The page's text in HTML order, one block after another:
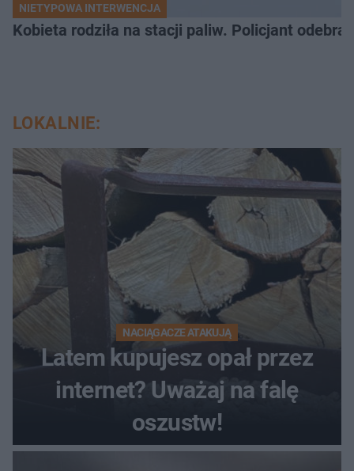
NIETYPOWA INTERWENCJA
Kobieta rodziła na stacji paliw. Policjant
LOKALNIE:
NACIĄGACZE ATAKUJĄ
Latem kupujesz opał przez
internet? Uważaj na falę
oszustw!